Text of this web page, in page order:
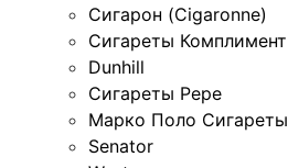
Сигарон (Cigaronne)
Сигареты
Dunhill
Сигареты Pepe
Марко Поло Сигареты
Senator